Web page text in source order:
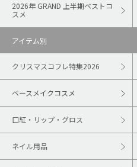
2026年 GRAND 上半期ベストコ
スメ
アイテム別
クリスマスコフレ特集2026
ベースメイクコスメ
口紅・リップ・グロス
ネイル用品